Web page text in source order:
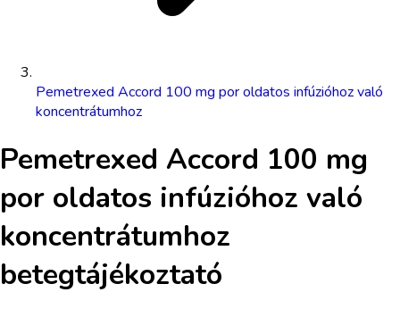
Pemetrexed Accord 100 mg por oldatos infúzióhoz való
koncentrátumhoz
Pemetrexed Accord 100 mg
por oldatos infúzióhoz való
koncentrátumhoz
betegtájékoztató